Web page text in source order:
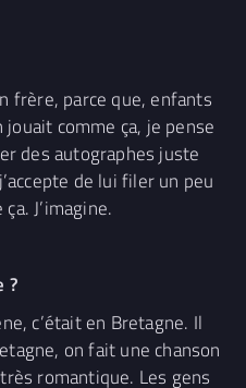
frère, parce que, enfants
jouait comme ça, je pense
des autographes juste
de lui filer un peu
J’imagine.
?
c’était en Bretagne. Il
on fait une chanson
romantique. Les gens